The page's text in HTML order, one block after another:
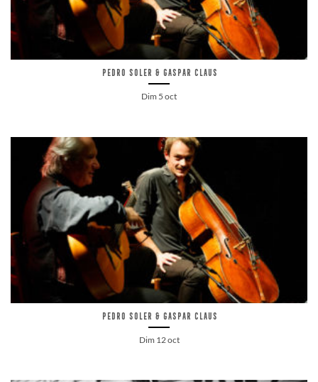
Pedro Soler & Gaspar Claus
Dim 5 oct
Pedro Soler & Gaspar Claus
Dim 12 oct